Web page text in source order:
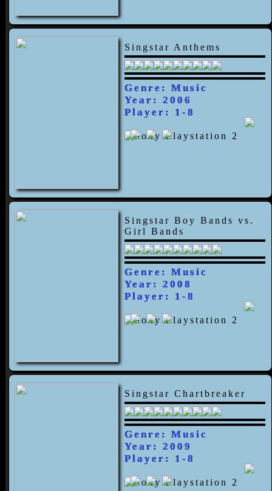
Singstar Anthems
Genre: Music
Year: 2006
Player: 1-8
Singstar Boy Bands vs.
Girl Bands
Genre: Music
Year: 2008
Player: 1-8
Singstar Chartbreaker
Genre: Music
Year: 2009
Player: 1-8